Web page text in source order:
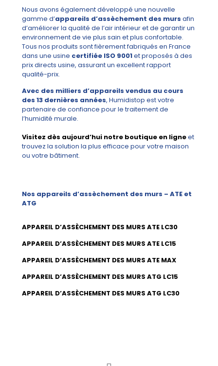
Nous avons également développé une nouvelle
gamme d’appareils d’assèchement des murs afin
d’améliorer la qualité de l’air intérieur et de garantir un
environnement de vie plus sain et plus confortable.
Tous nos produits sont fièrement fabriqués en France
dans une usine certifiée ISO 9001et proposés à des
prix directs usine, assurant un excellent rapport
qualité-prix.
Avec des milliers d’appareils vendus au cours
des 13 dernières années, Humidistop est votre
partenaire de confiance pour le traitement de
l’humidité murale.
Visitez dès aujourd’hui notre boutique en ligneet
trouvez la solution la plus efficace pour votre maison
ou votre bâtiment.
Nos appareils d’assèchement des murs – ATE et
ATG
APPAREIL D’ASSÈCHEMENT DES MURS ATE LC30
APPAREIL D’ASSÈCHEMENT DES MURS ATE LC15
APPAREIL D’ASSÈCHEMENT DES MURS ATE MAX
APPAREIL D’ASSÈCHEMENT DES MURS ATG LC15
APPAREIL D’ASSÈCHEMENT DES MURS ATG LC30